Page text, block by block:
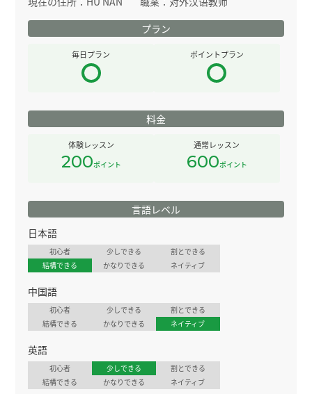
プラン
毎日プラン ポイントプラン
料金
体験レッスン
200ポイント
通常レッスン
600ポイント
言語レベル
日本語
初心者 少しできる
割とできる
結構できる
かなりできる ネイティブ
中国語
初心者 少しできる
割とできる
結構できる
かなりできる ネイティブ
英語
初心者 少しできる
割とできる
結構できる
かなりできる ネイティブ